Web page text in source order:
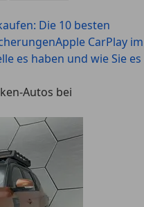
Die 10 besten
Apple CarPlay im
es haben und wie Sie es
Autos bei